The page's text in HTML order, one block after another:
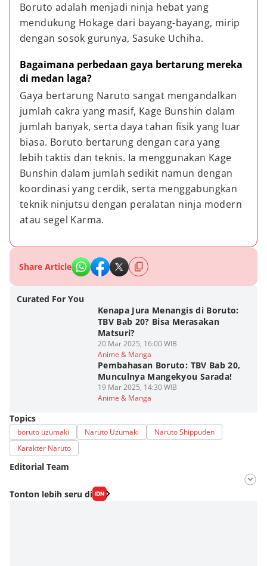
Boruto adalah menjadi ninja hebat yang
mendukung Hokage dari bayang-bayang, mirip
dengan sosok gurunya, Sasuke Uchiha.
Bagaimana perbedaan gaya bertarung mereka
di medan laga?
Gaya bertarung Naruto sangat mengandalkan
jumlah cakra yang masif, Kage Bunshin dalam
jumlah banyak, serta daya tahan fisik yang luar
biasa. Boruto bertarung dengan cara yang
lebih taktis dan teknis. Ia menggunakan Kage
Bunshin dalam jumlah sedikit namun dengan
koordinasi yang cerdik, serta menggabungkan
teknik ninjutsu dengan peralatan ninja modern
atau segel Karma.
Share Article
Curated For You
Kenapa Jura Menangis di Boruto:
TBV Bab 20? Bisa Merasakan
Matsuri?
20 Mar 2025, 16:00 WIB
Anime & Manga
Pembahasan Boruto: TBV Bab 20,
Munculnya Mangekyou Sarada!
19 Mar 2025, 14:30 WIB
Anime & Manga
Topics
boruto uzumaki Naruto Uzumaki
Naruto Shippuden
Karakter Naruto
Editorial Team
Editor
Fahrul Razi Uni Nurullah
Tonton lebih seru di